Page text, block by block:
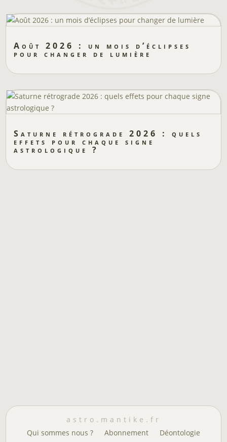
Août 2026 : un mois d’éclipses
pour changer de lumière
Saturne rétrograde 2026 : quels
effets pour chaque signe
astrologique ?
astro.mantike.fr
Qui sommes nous ?
Abonnement Déontologie